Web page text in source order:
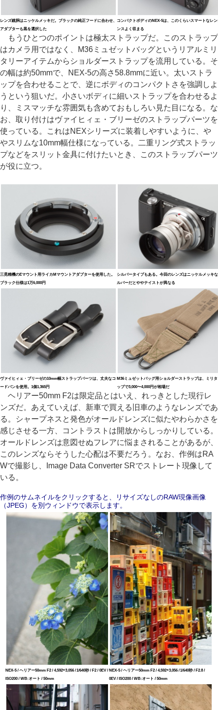
レンズ鏡胴はニッケルメッキだ。ブラックの純正フードに合わせ、
アダプターも黒を選択した
コンパクトボディのNEX-5は、このくらいスマートなレ
ンスよく収まる
もうひとつのポイントは極太ストラップだ。このストラップ
はカメラ用ではなく、M36ミュゼットバッグというリアルミリ
タリーアイテムからショルダーストラップを流用している。そ
の幅は約50mmで、NEX-5の高さ58.8mmに近い。太いストラ
ップを合わせることで、逆にボディのコンパクトさを強調しよ
うという狙いだ。小さいボディに細いストラップを合わせるよ
り、ミスマッチな雰囲気も含めておもしろい見た目になる。な
お、取り付けはヴァイヒィェ・ブリーゼのストラップパーツを
使っている。これはNEXシリーズに装着しやすいように、や
やスリムな10mm幅仕様になっている。二重リング式ストラッ
プなどをスリット金具に付けたいとき、このストラップパーツ
が役に立つ。
三晃精機のEマウント用ライカMマウントアダプターを使用した。
ブラック仕様は1万6,000円
シルバータイプもある。今回のレンズはニッケルメッキ
ルバーだとややテイストが異なる
ヴァイヒィェ・ブリーゼの10mm幅ストラップパーツは、丈夫なコ
ードバンを使用。1個1,365円
M36ミュゼットバッグ用ショルダーストラップは、ミリ
ップで3,000〜4,000円が相場だ
ヘリアー50mm F2は限定品とはいえ、れっきとした現行レ
ンズだ。あえていえば、新車で買える旧車のようなレンズであ
る。シャープネスと発色がオールドレンズに似たやわらかさを
感じさせる一方、コントラストは開放からしっかりしている。
オールドレンズは意図せぬフレアに悩まされることがあるが、
このレンズならそうした心配は不要だろう。なお、作例はRA
Wで撮影し、Image Data Converter SRでストレート現像して
いる。
作例のサムネイルをクリックすると、リサイズなしのRAW現像画像
（JPEG）を別ウィンドウで表示します。
NEX-5 / ヘリアー50mm F2 / 4,592×3,056 / 1/640秒 / F2 / 0EV /
ISO200 / WB:オート / 50mm
NEX-5 / ヘリアー50mm F2 / 4,592×3,056 / 1/640秒 / F2.8 /
0EV / ISO200 / WB:オート / 50mm